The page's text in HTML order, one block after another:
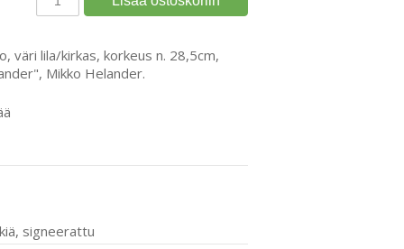
väri lila/kirkas, korkeus n. 28,5cm,
Mikko Helander.
signeerattu